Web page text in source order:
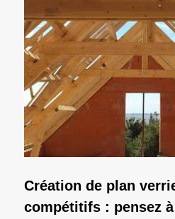
Création de plan
compétitifs : pensez